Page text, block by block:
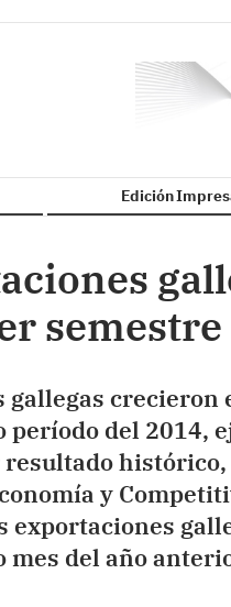
Edición
semestre
gallegas crecieron
período del 2014,
y
exportaciones
mes del año